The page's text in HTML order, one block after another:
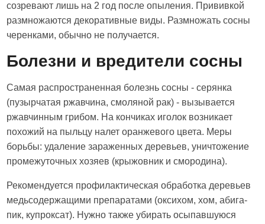
созревают лишь на 2 год после опыления. Прививкой
размножаются декоративные виды. Размножать сосны
черенками, обычно не получается.
Болезни и вредители сосны
Самая распространенная болезнь сосны - серянка
(пузырчатая ржавчина, смоляной рак) - вызывается
ржавчинным грибом. На кончиках иголок возникает
похожий на пыльцу налет оранжевого цвета. Меры
борьбы: удаление зараженных деревьев, уничтожение
промежуточных хозяев (крыжовник и смородина).
Рекомендуется профилактическая обработка деревьев
медьсодержащими препаратами (оксихом, хом, абига-
пик, купроксат). Нужно также убирать осыпавшуюся